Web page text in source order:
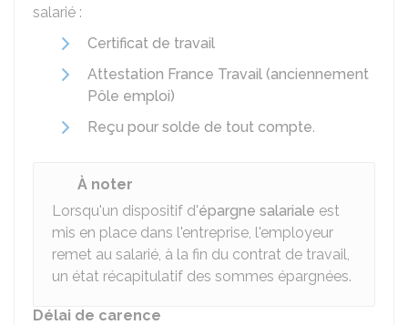
salarié :
Certificat de travail
Attestation France Travail (anciennement
Pôle emploi)
Reçu pour solde de tout compte.
À noter
Lorsqu'un dispositif d'épargne salariale est
mis en place dans l'entreprise, l'employeur
remet au salarié, à la fin du contrat de travail,
un état récapitulatif des sommes épargnées.
Délai de carence